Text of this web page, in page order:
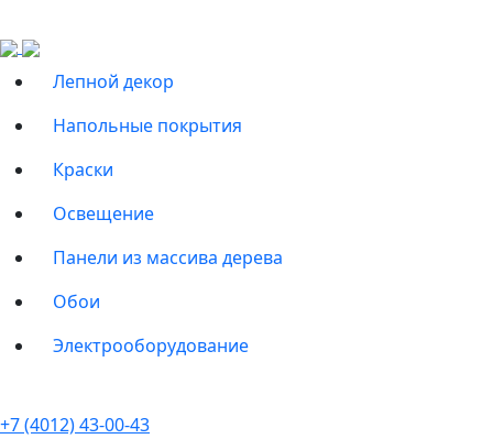
Лепной декор
Напольные покрытия
Краски
Освещение
Панели из массива дерева
Обои
Электрооборудование
+7 (4012) 43-00-43